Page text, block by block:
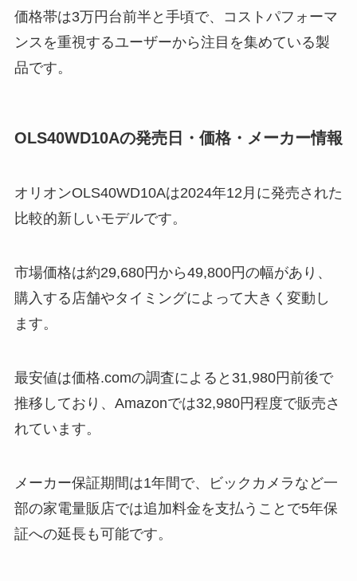
価格帯は3万円台前半と手頃で、コストパフォーマ
ンスを重視するユーザーから注目を集めている製
品です。
OLS40WD10Aの発売日・価格・メーカー情報
オリオンOLS40WD10Aは2024年12月に発売された
比較的新しいモデルです。
市場価格は約29,680円から49,800円の幅があり、
購入する店舗やタイミングによって大きく変動し
ます。
最安値は価格.comの調査によると31,980円前後で
推移しており、Amazonでは32,980円程度で販売さ
れています。
メーカー保証期間は1年間で、ビックカメラなど一
部の家電量販店では追加料金を支払うことで5年保
証への延長も可能です。